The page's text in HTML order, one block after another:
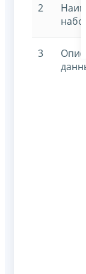
2
3